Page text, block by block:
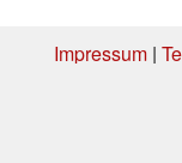
Impressum|